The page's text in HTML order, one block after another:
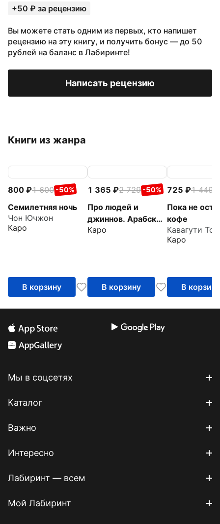
+50 ₽ за рецензию
Вы можете стать одним из первых, кто напишет
рецензию на эту книгу, и получить бонус — до 50
рублей на баланс в Лабиринте!
Написать рецензию
Книги из жанра
800 1 600 -50%
Семилетняя ночь
Чон Ючжон
Каро
В корзину
1 365 2 729 -50%
Про людей и
джиннов. Арабские
сказки, мудрые и
Каро
В корзину
725 1 449
Пока не
кофе
Кавагути
Каро
В корзину
Мы в соцсетях
Каталог
Важно
Интересно
Лабиринт — всем
Мой Лабиринт